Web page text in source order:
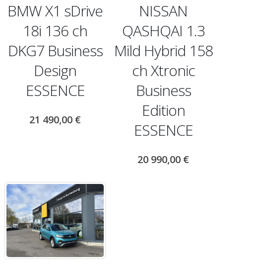
BMW X1 sDrive
18i 136 ch
DKG7 Business
Design
ESSENCE
21 490,00 €
NISSAN
QASHQAI 1.3
Mild Hybrid 158
ch Xtronic
Business
Edition
ESSENCE
20 990,00 €